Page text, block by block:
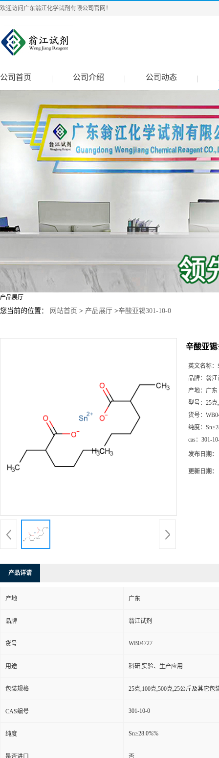
欢迎访问广东翁江化学试剂有限公司官网！
公司首页 公司介绍 公司动态
产品展厅
您当前的位置： 网站首页 > 产品展厅 >辛酸亚锡301-10-0
辛酸亚锡
英文名称：
品牌： 翁江
产地： 广东
型号： 25克
货号：
纯度：
cas： 301-
发布日期：
更新日期：
产品详请
产地 广东
品牌 翁江试剂
货号 WB04727
用途 科研,实验、生产应用
包装规格 25克,100克,500克,25公斤及其它包
CAS编号 301-10-0
纯度 Sn≥28.0%%
是否进口 否